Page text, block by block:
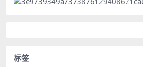
标签